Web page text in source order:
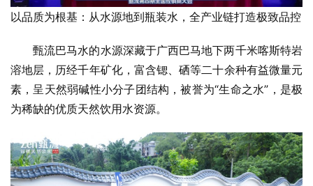
以品质为根基：从水源地到瓶装水，全产业链打造极致品控
甄流巴马水的水源深藏于广西巴马地下两千米喀斯特岩
溶地层，历经千年矿化，富含锶、硒等二十余种有益微量元
素，呈天然弱碱性小分子团结构，被誉为“生命之水”，是极
为稀缺的优质天然饮用水资源。